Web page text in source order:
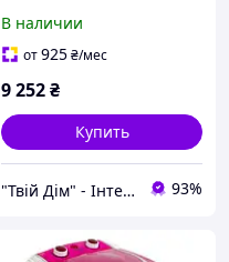
7 кг
В наличии
от925₴/мес
9 252₴
Купить
"Твій Дім" - Інтернет-гіпермаркет 93%